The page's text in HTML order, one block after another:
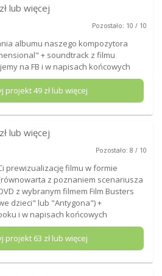
zł lub więcej
Pozostało: 10 / 10
albumu naszego kompozytora
+ soundtrack z filmu
na FB i w napisach końcowych
projekt49 zł lub więcej
zł lub więcej
Pozostało: 8 / 10
prewizualizację filmu w formie
z poznaniem scenariusza
z wybranym filmem Film Busters
dzieci" lub "Antygona") +
i w napisach końcowych
projekt 63 zł lub więcej